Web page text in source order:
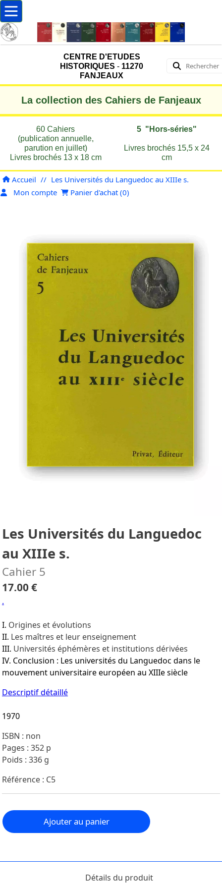
CENTRE D'ETUDES
HISTORIQUES - 11270
FANJEAUX
La collection des Cahiers de Fanjeaux
60 Cahiers
(publication annuelle,
parution en juillet)
Livres brochés 13 x 18 cm
5 "Hors-séries"
Livres brochés 15,5 x 24
cm
Accueil // Les Universités du Languedoc au XIIIe s.
Mon compte
Panier d'achat (0)
Les Universités du Languedoc
au XIIIe s.
Cahier 5
17.00 €
.
I. Origines et évolutions
II. Les maîtres et leur enseignement
III. Universités éphémères et institutions dérivées
IV. Conclusion : Les universités du Languedoc dans le
mouvement universitaire européen au XIIIe siècle
Descriptif détaillé
1970
ISBN : non
Pages : 352 p
Poids : 336 g
Référence : C5
Ajouter au panier
Détails du produit